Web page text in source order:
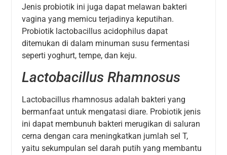
Jenis probiotik ini juga dapat melawan bakteri
vagina yang memicu terjadinya keputihan.
Probiotik lactobacillus acidophilus dapat
ditemukan di dalam minuman susu fermentasi
seperti yoghurt, tempe, dan keju.
Lactobacillus Rhamnosus
Lactobacillus rhamnosus adalah bakteri yang
bermanfaat untuk mengatasi diare. Probiotik jenis
ini dapat membunuh bakteri merugikan di saluran
cerna dengan cara meningkatkan jumlah sel T,
yaitu sekumpulan sel darah putih yang membantu